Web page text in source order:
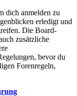
dich anmelden zu
erledigt und
Die Board-
zusätzliche
bevor du
Forenregeln,